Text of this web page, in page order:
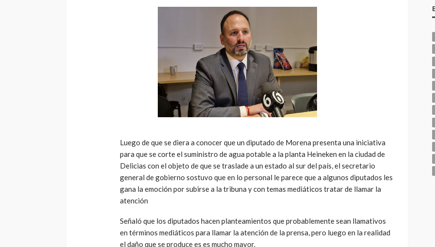
Luego de que se diera a conocer que un diputado de Morena presenta una iniciativa
para que se corte el suministro de agua potable a la planta Heineken en la ciudad de
Delicias con el objeto de que se traslade a un estado al sur del país, el secretario
general de gobierno sostuvo que en lo personal le parece que a algunos diputados les
gana la emoción por subirse a la tribuna y con temas mediáticos tratar de llamar la
atención
Señaló que los diputados hacen planteamientos que probablemente sean llamativos
en términos mediáticos para llamar la atención de la prensa, pero luego en la realidad
el daño que se produce es es mucho mayor.